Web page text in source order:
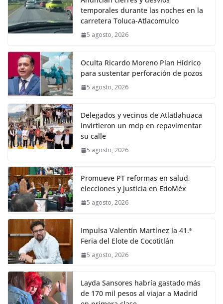
temporales durante las noches en la
carretera Toluca-Atlacomulco
5 agosto, 2026
Oculta Ricardo Moreno Plan Hídrico
para sustentar perforación de pozos
5 agosto, 2026
Delegados y vecinos de Atlatlahuaca
invirtieron un mdp en repavimentar
su calle
5 agosto, 2026
Promueve PT reformas en salud,
elecciones y justicia en EdoMéx
5 agosto, 2026
Impulsa Valentín Martínez la 41.ª
Feria del Elote de Cocotitlán
5 agosto, 2026
Layda Sansores habría gastado más
de 170 mil pesos al viajar a Madrid